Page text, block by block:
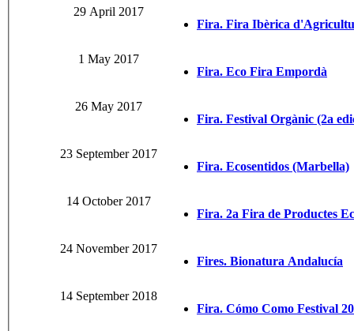
29 April 2017
Fira. Fira Ibèrica
1 May 2017
Fira. Eco Fira Empordà
26 May 2017
Fira. Festival Orgànic (2a
23 September 2017
Fira. Ecosentidos (Marbella)
14 October 2017
Fira. 2a Fira de Productes
24 November 2017
Fires. Bionatura Andalucía
14 September 2018
Fira. Cómo Como Festival